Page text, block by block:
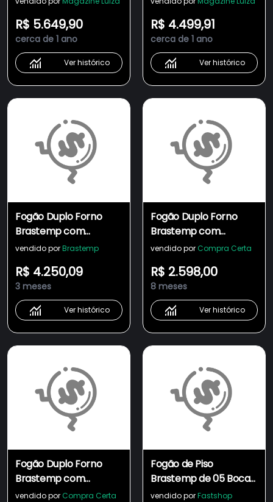
R$ 5.649,90
cerca de 1 ano
Ver histórico
R$ 4.499,91
cerca de 1 ano
Ver histórico
Fogão Duplo Forno
Brastemp com
Tecnologia Air Fryer
vendido porBrastemp
R$ 4.250,09
3 meses
Ver histórico
Fogão Duplo Forno
Brastemp com
Tecnologia Air Fryer
vendido por Compra Certa
R$ 2.598,00
8 meses
Ver histórico
Fogão Duplo Forno
Brastemp com
Tecnologia Air Fryer
vendido por Compra Certa
Fogão de Piso
Brastemp de 05 Bocas
com Duplo Forno e
vendido porFastshop